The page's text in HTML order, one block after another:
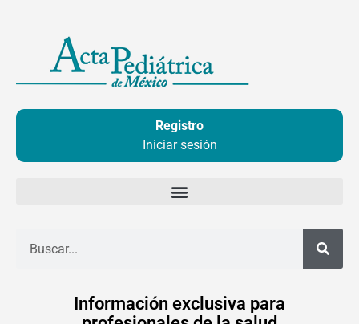
contenido
Registro
Iniciar sesión
Información exclusiva para